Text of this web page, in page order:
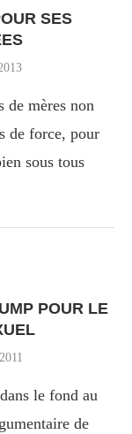
SES
de mères non
de force, pour
sous tous
POUR LE
le fond au
de